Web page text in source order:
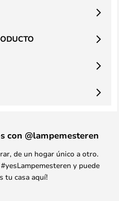
con @lampemesteren
de un hogar único a otro.
y puede
tu casa aquí!